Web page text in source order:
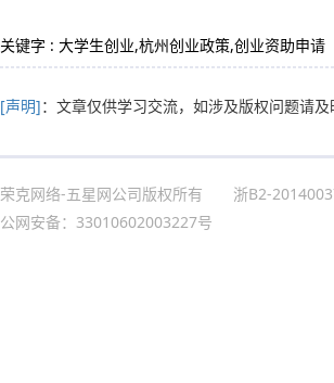
关键字 : 大学生创业,杭州创业政策,创业资助申请
[声明]：文章仅供学习交流，如涉及版权问题请
荣克网络-五星网公司版权所有 浙B2-
公网安备：33010602003227号